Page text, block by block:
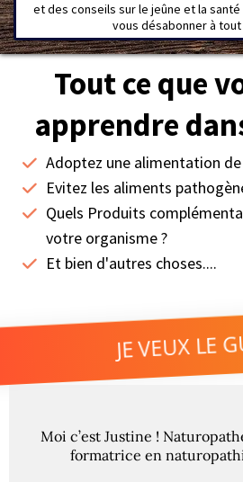
et des conseils sur le jeûne et la santé
vous désabonner à
Tout ce que
apprendre
Adoptez une alimentation
Evitez les aliments
Quels Produits
votre organisme ?
Et bien d'autres choses....
JE VEUX LE
Moi c’est Justine !
formatrice en